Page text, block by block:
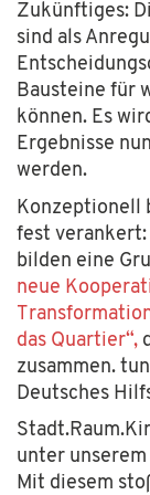
Zukünftiges:
sind als
Bausteine für
können. Es
Ergebnisse
werden.
Konzeptionell
fest
bilden eine
neue
das Quartier“,
zusammen.
Deutsches
unter unserem
Mit diesem